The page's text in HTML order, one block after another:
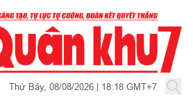
Thứ Bảy, 08/08/2026 | 18:18 GMT+7